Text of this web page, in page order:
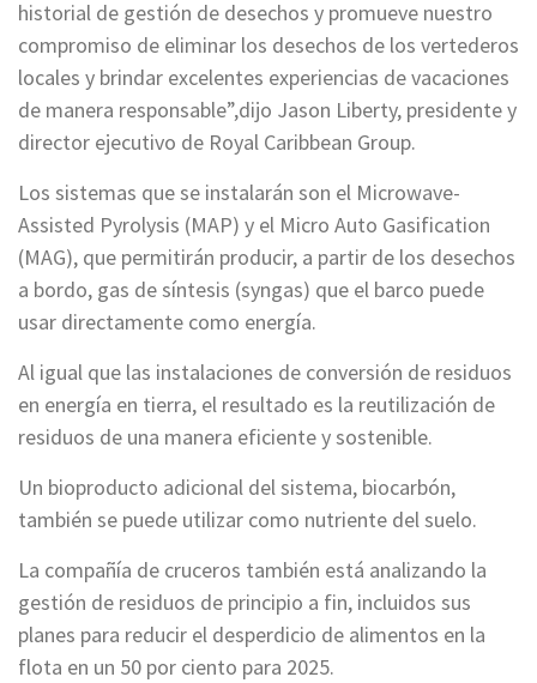
historial de gestión de desechos y promueve nuestro
compromiso de eliminar los desechos de los vertederos
locales y brindar excelentes experiencias de vacaciones
de manera responsable”,dijo Jason Liberty, presidente y
director ejecutivo de Royal Caribbean Group.
Los sistemas que se instalarán son el Microwave-
Assisted Pyrolysis (MAP) y el Micro Auto Gasification
(MAG), que permitirán producir, a partir de los desechos
a bordo, gas de síntesis (syngas) que el barco puede
usar directamente como energía.
Al igual que las instalaciones de conversión de residuos
en energía en tierra, el resultado es la reutilización de
residuos de una manera eficiente y sostenible.
Un bioproducto adicional del sistema, biocarbón,
también se puede utilizar como nutriente del suelo.
La compañía de cruceros también está analizando la
gestión de residuos de principio a fin, incluidos sus
planes para reducir el desperdicio de alimentos en la
flota en un 50 por ciento para 2025.